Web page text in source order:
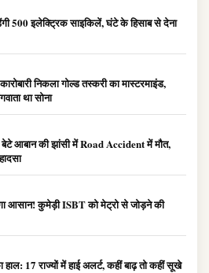
500 इलेक्ट्रिक साइकिलें, घंटे के हिसाब से देना
निकला गोल्ड तस्करी का मास्टरमाइंड,
था सोना
आबान की झांसी में Road Accident में मौत,
आसान! कुमेड़ी ISBT को मेट्रो से जोड़ने की
हाल: 17 राज्यों में हाई अलर्ट, कहीं बाढ़ तो कहीं सूखे